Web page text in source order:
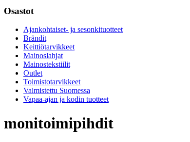
Osastot
Ajankohtaiset- ja sesonkituotteet
Brändit
Keittiötarvikkeet
Mainoslahjat
Mainostekstiilit
Outlet
Toimistotarvikkeet
Valmistettu Suomessa
Vapaa-ajan ja kodin tuotteet
monitoimipihdit